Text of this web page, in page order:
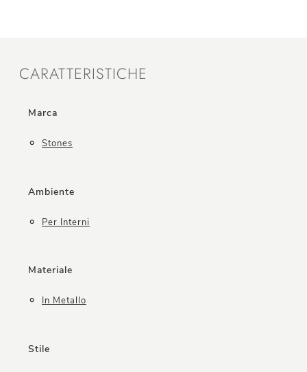
CARATTERISTICHE
Marca
Stones
Ambiente
Per Interni
Materiale
In Metallo
Stile